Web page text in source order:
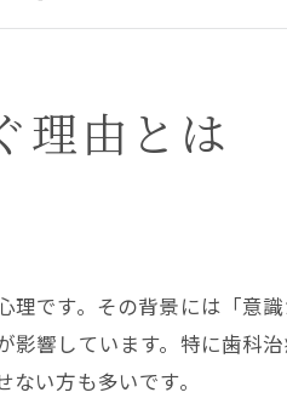
知っておきたい安心情報
を受ける静脈内鎮静法
じに治療を受けるのか
や怖さは軽減できるか
静の実際の体験談
理由とは
です。その背景には「意
響しています。特に歯科
い方も多いです。